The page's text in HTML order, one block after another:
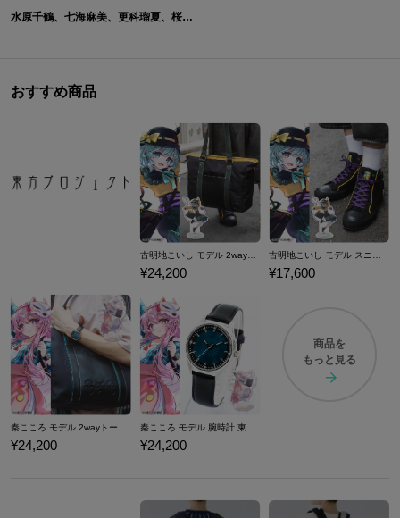
水原千鶴、七海麻美、更科瑠夏、桜沢墨 バッグ 彼女、お借りします
おすすめ商品
古明地こいし モデル 2wayトートバッグ 東方Project
¥24,200 ¥17,600
¥24,200 ¥24,200
商品を
もっと見る